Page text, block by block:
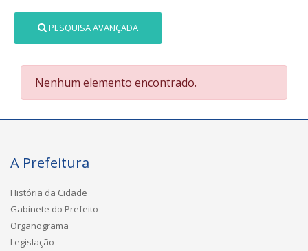
PESQUISA AVANÇADA
Nenhum elemento encontrado.
A Prefeitura
História da Cidade
Gabinete do Prefeito
Organograma
Legislação